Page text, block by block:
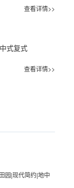
查看详情>>
式复式
查看详情>>
园|现代简约|地中